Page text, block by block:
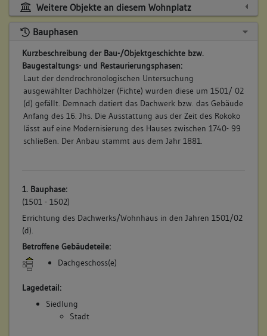
Weitere Objekte an diesem Wohnplatz
Bauphasen
Kurzbeschreibung der Bau-/Objektgeschichte bzw.
Baugestaltungs- und Restaurierungsphasen:
Laut der dendrochronologischen Untersuchung
ausgewählter Dachhölzer (Fichte) wurden diese um 1501/ 02
(d) gefällt. Demnach datiert das Dachwerk bzw. das Gebäude
Anfang des 16. Jhs. Die Ausstattung aus der Zeit des Rokoko
lässt auf eine Modernisierung des Hauses zwischen 1740- 99
schließen. Der Anbau stammt aus dem Jahr 1881.
1. Bauphase:
(1501 - 1502)
Errichtung des Dachwerks/Wohnhaus in den Jahren 1501/02
(d).
Betroffene Gebäudeteile:
Dachgeschoss(e)
Lagedetail:
Siedlung
Stadt